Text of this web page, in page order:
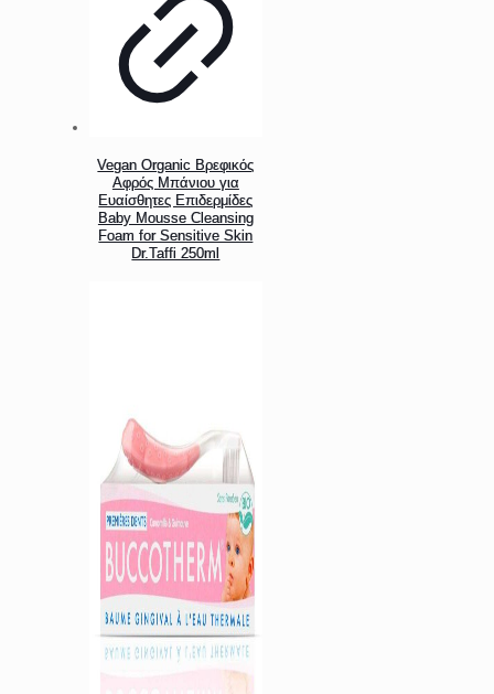
Vegan Organic Βρεφικός
Αφρός Μπάνιου για
Ευαίσθητες Επιδερμίδες
Baby Mousse Cleansing
Foam for Sensitive Skin
Dr.Taffi 250ml